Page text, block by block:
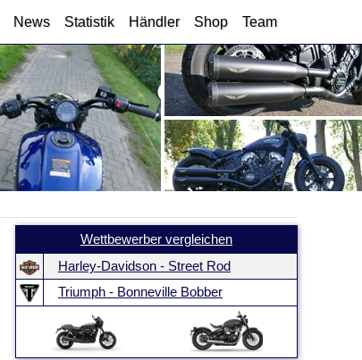
News Statistik Händler Shop Team
Wettbewerber vergleichen
Harley-Davidson - Street Rod
Triumph - Bonneville Bobber